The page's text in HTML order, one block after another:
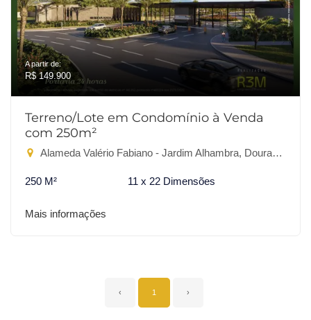
A partir de:
R$ 149.900
Terreno/Lote em Condomínio à Venda
com 250m²
Alameda Valério Fabiano - Jardim Alhambra, Dourados-MS
250 M² 11 x 22 Dimensões
Mais informações
‹ 1 ›